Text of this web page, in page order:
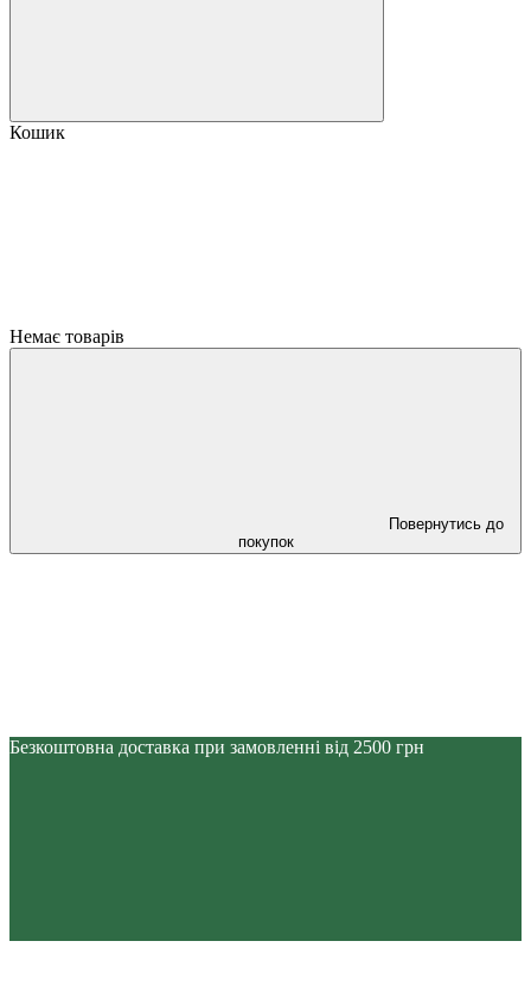
Кошик
Немає товарів
Повернутись до
покупок
Безкоштовна доставка при замовленні від 2500 грн